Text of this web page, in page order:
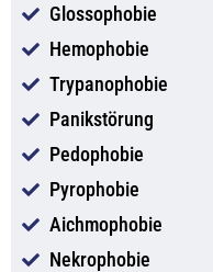
Glossophobie
Hemophobie
Trypanophobie
Panikstörung
Pedophobie
Pyrophobie
Aichmophobie
Nekrophobie